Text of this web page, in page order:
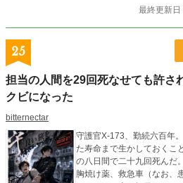
最終更新
25
担当の人間を29回死なせても許さ
クビになった
bitternectar
守護官X-173、勤続六百年
た寿命まで生かしておく
の八日間で二十九回死んだ
胸焼け薬、救急車（なお、